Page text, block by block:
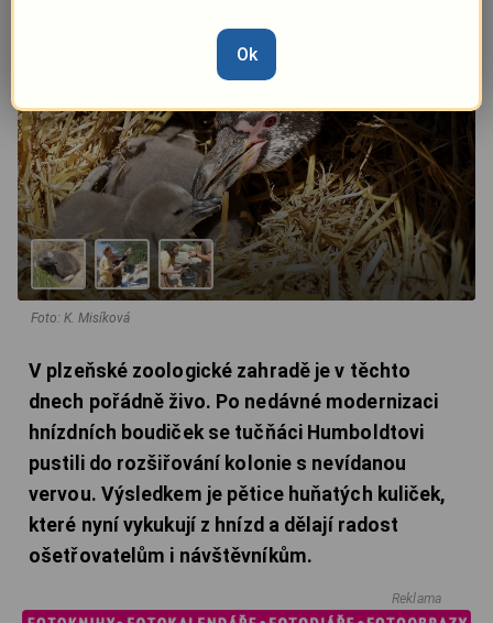
Foto: K. Misíková
V plzeňské zoologické zahradě je v těchto
dnech pořádně živo. Po nedávné modernizaci
hnízdních boudiček se tučňáci Humboldtovi
pustili do rozšiřování kolonie s nevídanou
vervou. Výsledkem je pětice huňatých kuliček,
které nyní vykukují z hnízd a dělají radost
ošetřovatelům i návštěvníkům.
Reklama
Ok